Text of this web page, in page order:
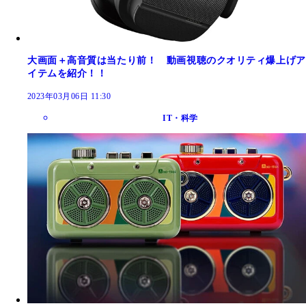
大画面＋高音質は当たり前！ 動画視聴のクオリティ爆上げア
イテムを紹介！！
2023年03月06日 11:30
IT・科学